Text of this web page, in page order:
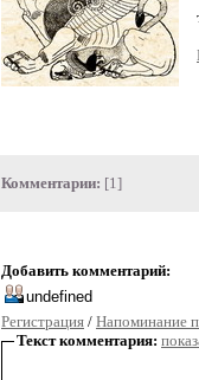
Комментарии: [1]
Добавить комментарий:
Регистрация / Напоминание
Текст комментария: